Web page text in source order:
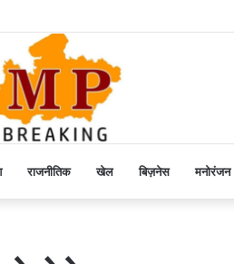
राजनीतिक खेल बिज़नेस मनोरंजन